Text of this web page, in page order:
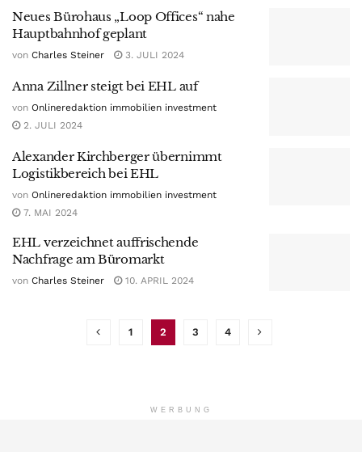
Neues Bürohaus „Loop Offices“ nahe
Hauptbahnhof geplant
von Charles Steiner 3. JULI 2024
Anna Zillner steigt bei EHL auf
von Onlineredaktion immobilien investment
2. JULI 2024
Alexander Kirchberger übernimmt
Logistikbereich bei EHL
von Onlineredaktion immobilien investment
7. MAI 2024
EHL verzeichnet auffrischende
Nachfrage am Büromarkt
von Charles Steiner 10. APRIL 2024
1 2 3 4
WERBUNG